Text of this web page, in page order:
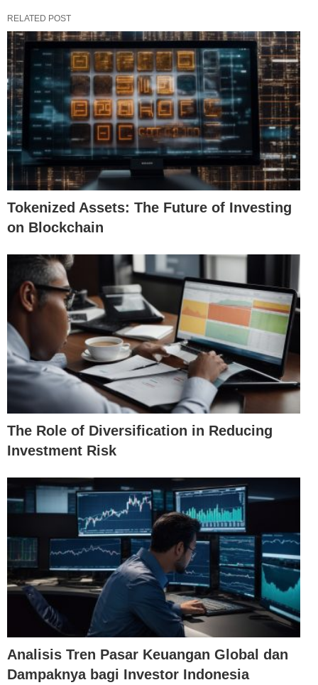
RELATED POST
Tokenized Assets: The Future of Investing
on Blockchain
The Role of Diversification in Reducing
Investment Risk
Analisis Tren Pasar Keuangan Global dan
Dampaknya bagi Investor Indonesia